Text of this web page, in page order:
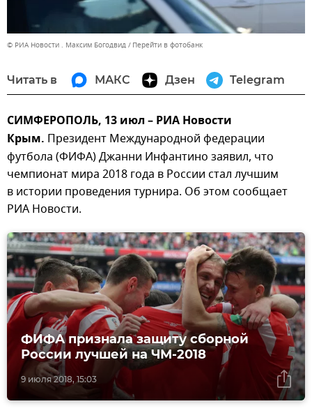
© РИА Новости . Максим Богодвид Перейти в фотобанк
Читать в МАКС Дзен Telegram
СИМФЕРОПОЛЬ, 13 июл – РИА Новости
Крым. Президент Международной федерации
футбола (ФИФА) Джанни Инфантино заявил, что
чемпионат мира 2018 года в России стал лучшим
в истории проведения турнира. Об этом сообщает
РИА Новости.
9 июля 2018, 15:03
ФИФА признала защиту сборной
России лучшей на ЧМ-2018